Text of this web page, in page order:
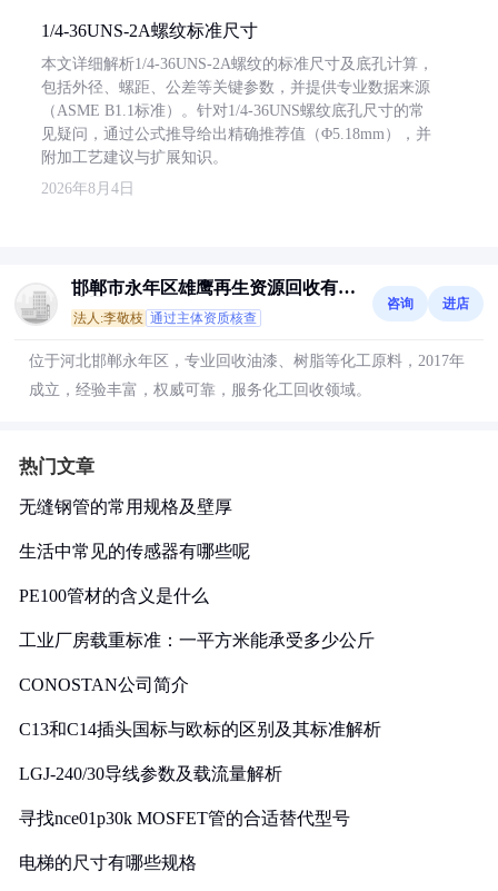
1/4-36UNS-2A螺纹标准尺寸
本文详细解析1/4-36UNS-2A螺纹的标准尺寸及底孔计算，
包括外径、螺距、公差等关键参数，并提供专业数据来源
（ASME B1.1标准）。针对1/4-36UNS螺纹底孔尺寸的常
见疑问，通过公式推导给出精确推荐值（Φ5.18mm），并
附加工艺建议与扩展知识。
2026年8月4日
邯郸市永年区雄鹰再生资源回收有限
公司
法人:李敬枝 通过主体资质核查
咨询 进店
位于河北邯郸永年区，专业回收油漆、树脂等化工原料，2017年
成立，经验丰富，权威可靠，服务化工回收领域。
热门文章
无缝钢管的常用规格及壁厚
生活中常见的传感器有哪些呢
PE100管材的含义是什么
工业厂房载重标准：一平方米能承受多少公斤
CONOSTAN公司简介
C13和C14插头国标与欧标的区别及其标准解析
LGJ-240/30导线参数及载流量解析
寻找nce01p30k MOSFET管的合适替代型号
电梯的尺寸有哪些规格